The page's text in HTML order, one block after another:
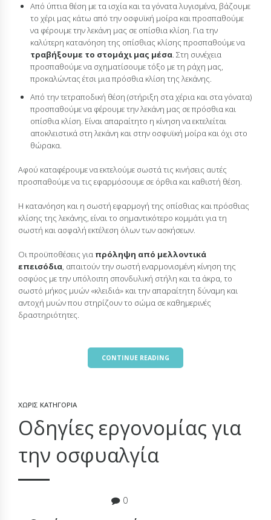
Από ύπτια θέση με τα ισχία και τα γόνατα λυγισμένα, βάζουμε
το χέρι μας κάτω από την οσφυϊκή μοίρα και προσπαθούμε
να φέρουμε την λεκάνη μας σε οπίσθια κλίση. Για την
καλύτερη κατανόηση της οπίσθιας κλίσης προσπαθούμε να
τραβήξουμε το στομάχι μας μέσα. Στη συνέχεια
προσπαθούμε να σχηματίσουμε τόξο με τη ράχη μας,
προκαλώντας έτσι μια πρόσθια κλίση της λεκάνης.
Από την τετραποδική θέση (στήριξη στα χέρια και στα γόνατα)
προσπαθούμε να φέρουμε την λεκάνη μας σε πρόσθια και
οπίσθια κλίση. Είναι απαραίτητο η κίνηση να εκτελείται
αποκλειστικά στη λεκάνη και στην οσφυϊκή μοίρα και όχι στο
θώρακα.
Αφού καταφέρουμε να εκτελούμε σωστά τις κινήσεις αυτές
προσπαθούμε να τις εφαρμόσουμε σε όρθια και καθιστή θέση.
Η κατανόηση και η σωστή εφαρμογή της οπίσθιας και πρόσθιας
κλίσης της λεκάνης, είναι το σημαντικότερο κομμάτι για τη
σωστή και ασφαλή εκτέλεση όλων των ασκήσεων.
Οι προϋποθέσεις για πρόληψη από μελλοντικά
επεισόδια , απαιτούν την σωστή εναρμονισμένη κίνηση της
οσφύος με την υπόλοιπη σπονδυλική στήλη και τα άκρα, το
σωστό μήκος μυών «κλειδιά» και την απαραίτητη δύναμη και
αντοχή μυών που στηρίζουν το σώμα σε καθημερινές
δραστηριότητες.
CONTINUE READING
ΧΩΡΊΣ ΚΑΤΗΓΟΡΊΑ
Οδηγίες εργονομίας για
την οσφυαλγία
18 Οκτωβρίου 2015
0